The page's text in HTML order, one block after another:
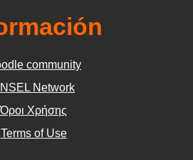
community
Network
Όροι Χρήσης
Terms of Use